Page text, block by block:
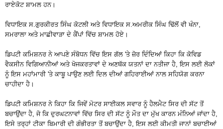
ਰਾਏਕੋਟ ਸ਼ਾਮਲ ਹਨ।
ਵਿਧਾਇਕ ਸ.ਗੁਰਕੀਰਤ ਸਿੰਘ ਕੋਟਲੀ ਅਤੇ ਵਿਧਾਇਕ ਸ.ਅਮਰੀਕ ਸਿੰਘ ਢਿੱਲੋਂ ਵੀ ਖੰਨਾ,
ਸਮਰਾਲਾ ਅਤੇ ਮਾਛੀਵਾੜਾ ਦੇ ਕੈਂਪਾਂ ਵਿੱਚ ਸ਼ਾਮਲ ਹੋਏ।
ਡਿਪਟੀ ਕਮਿਸ਼ਨਰ ਨੇ ਆਪਣੇ ਸੰਬੋਧਨ ਵਿੱਚ ਇਸ ਗੱਲ 'ਤੇ ਜ਼ੋਰ ਦਿੰਦਿਆਂ ਕਿਹਾ ਕਿ ਕੋਵਿਡ
ਵੈਕਸੀਨ ਵਿਗਿਆਨੀਆਂ ਅਤੇ ਖੋਜਕਰਤਾਵਾਂ ਦੇ ਅਣਥੱਕ ਯਤਨਾਂ ਦਾ ਨਤੀਜਾ ਹੈ, ਇਸ ਲਈ ਲੋਕਾਂ
ਨੂੰ ਇਸ ਮਹਾਂਮਾਰੀ 'ਤੇ ਕਾਬੂ ਪਾਉਣ ਲਈ ਦਿਲ ਦੀਆਂ ਗਹਿਰਾਈਆਂ ਨਾਲ ਸਹਿਯੋਗ ਕਰਨਾ
ਚਾਹੀਦਾ ਹੈ।
ਡਿਪਟੀ ਕਮਿਸ਼ਨਰ ਨੇ ਕਿਹਾ ਕਿ ਜਿਵੇਂ ਮੋਟਰ ਸਾਈਕਲ ਸਵਾਰ ਨੂੰ ਹੈਲਮੈਟ ਸਿਰ ਦੀ ਸੱਟ ਤੋਂ
ਬਚਾਉਂਦਾ ਹੈ, ਜੋ ਕਿ ਦੁਰਘਟਨਾਵਾਂ ਵਿੱਚ ਸਿਰ ਦੀ ਸੱਟ ਨੂੰ ਮੌਤ ਦਾ ਮੁੱਖ ਕਾਰਨ ਮੰਨਿਆਂ ਜਾਂਦਾ ਹੈ,
ਇਸੇ ਤਰ੍ਹਾਂ ਟੀਕਾ ਬਿਮਾਰੀ ਦੀ ਗੰਭੀਰਤਾ ਤੋਂ ਬਚਾਉਂਦਾ ਹੈ, ਇਸ ਲਈ ਕੀਮਤੀ ਜਾਨਾਂ ਬਚਾਈਆਂ